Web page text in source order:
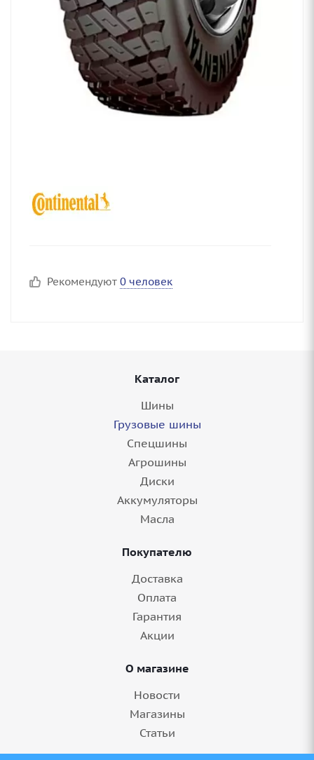
Рекомендуют 0 человек
Каталог
Шины
Грузовые шины
Спецшины
Агрошины
Диски
Аккумуляторы
Масла
Покупателю
Доставка
Оплата
Гарантия
Акции
О магазине
Новости
Магазины
Статьи